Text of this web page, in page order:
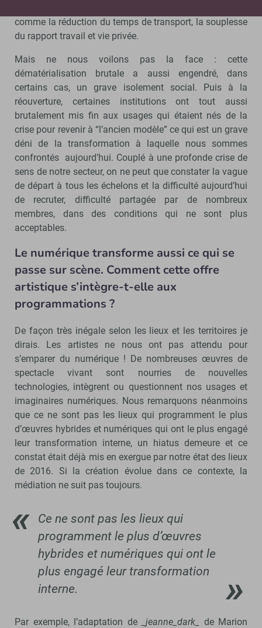
comme la réduction du temps de transport, la souplesse
du rapport travail et vie privée.
Mais ne nous voilons pas la face : cette
dématérialisation brutale a aussi engendré, dans
certains cas, un grave isolement social. Puis à la
réouverture, certaines institutions ont tout aussi
brutalement mis fin aux usages qui étaient nés de la
crise pour revenir à “l’ancien modèle” ce qui est un grave
déni de la transformation à laquelle nous sommes
confrontés aujourd’hui. Couplé à une profonde crise de
sens de notre secteur, on ne peut que constater la vague
de départ à tous les échelons et la difficulté aujourd’hui
de recruter, difficulté partagée par de nombreux
membres, dans des conditions qui ne sont plus
acceptables.
Le numérique transforme aussi ce qui se
passe sur scène. Comment cette offre
artistique s’intègre-t-elle aux
programmations ?
De façon très inégale selon les lieux et les territoires je
dirais. Les artistes ne nous ont pas attendu pour
s’emparer du numérique ! De nombreuses œuvres de
spectacle vivant sont nourries de nouvelles
technologies, intègrent ou questionnent nos usages et
imaginaires numériques. Nous remarquons néanmoins
que ce ne sont pas les lieux qui programment le plus
d’œuvres hybrides et numériques qui ont le plus engagé
leur transformation interne, un hiatus demeure et ce
constat était déjà mis en exergue par notre état des lieux
de 2016. Si la création évolue dans ce contexte, la
médiation ne suit pas toujours.
Ce ne sont pas les lieux qui
programment le plus d’œuvres
hybrides et numériques qui ont le
plus engagé leur transformation
interne.
Par exemple, l’adaptation de _jeanne_dark_ de Marion